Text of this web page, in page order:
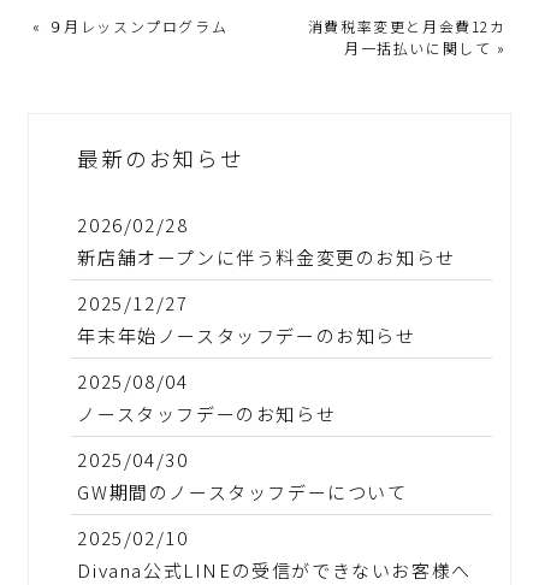
« ９月レッスンプログラム
消費税率変更と月会費12カ
月一括払いに関して »
最新のお知らせ
2026/02/28
新店舗オープンに伴う料金変更のお知らせ
2025/12/27
年末年始ノースタッフデーのお知らせ
2025/08/04
ノースタッフデーのお知らせ
2025/04/30
GW期間のノースタッフデーについて
2025/02/10
Divana公式LINEの受信ができないお客様へ